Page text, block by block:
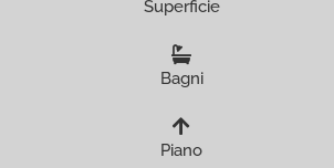
Superficie
Bagni
Piano